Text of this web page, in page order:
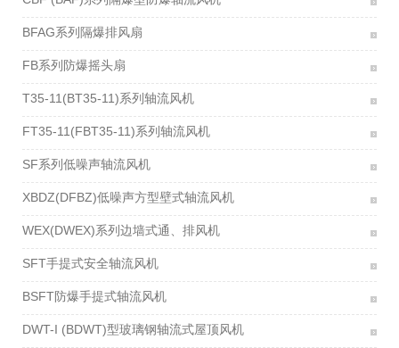
BFAG系列隔爆排风扇
FB系列防爆摇头扇
T35-11(BT35-11)系列轴流风机
FT35-11(FBT35-11)系列轴流风机
SF系列低噪声轴流风机
XBDZ(DFBZ)低噪声方型壁式轴流风机
WEX(DWEX)系列边墙式通、排风机
SFT手提式安全轴流风机
BSFT防爆手提式轴流风机
DWT-I (BDWT)型玻璃钢轴流式屋顶风机